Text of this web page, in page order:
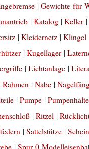
|Gewichte für
|Katalog |Keller
|Kleidernetz |Klingel
|Kugellager |
|Lichtanlage |
|Nabe |
|Pumpe |
|Ritzel |
|Sattelstütze |
|Spur 0